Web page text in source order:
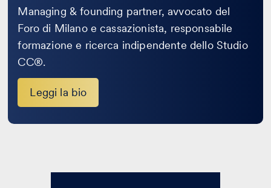
Managing & founding partner, avvocato del
Foro di Milano e cassazionista, responsabile
formazione e ricerca indipendente dello Studio
CC®.
Leggi la bio